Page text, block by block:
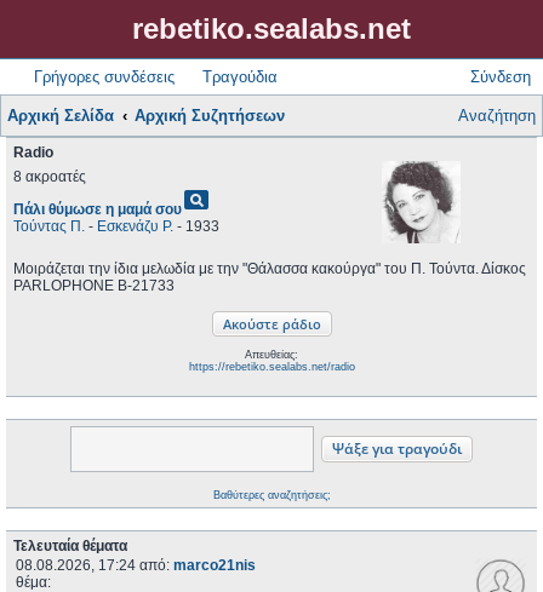
rebetiko.sealabs.net
Γρήγορες συνδέσεις Τραγούδια Σύνδεση
Αρχική Σελίδα Αρχική Συζητήσεων Αναζήτηση
Radio
8 ακροατές
Πάλι θύμωσε η μαμά σουpageview
Τούντας Π. - Εσκενάζυ Ρ. - 1933
Μοιράζεται την ίδια μελωδία με την "Θάλασσα κακούργα" του Π. Τούντα. Δίσκος
PARLOPHONE B-21733
Απευθείας:
https://rebetiko.sealabs.net/radio
Βαθύτερες αναζητήσεις;
Τελευταία θέματα
08.08.2026, 17:24 από: marco21nis
θέμα: